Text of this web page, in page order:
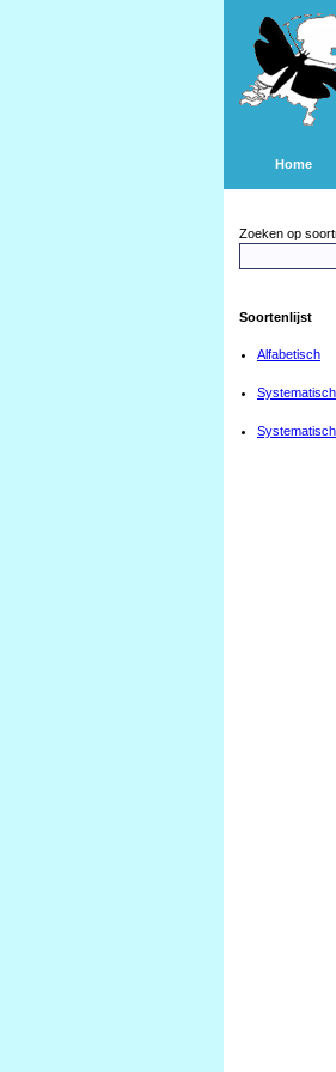
Home
Zoeken op
Soortenlijst
Alfabetisch
Systematisch